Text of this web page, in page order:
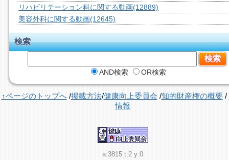
リハビリテーション科に関する動画(12889)
美容外科に関する動画(12645)
検索
AND検索 OR検索
↑ページのトップへ/掲載方法/健康向上委員会 /知的財産権の概要/
情報
a:3815 t:2 y:0